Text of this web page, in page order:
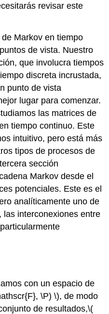
revisar este
Markov en tiempo
de vista. Nuestro
que involucra tiempos
discreta incrustada,
punto de vista
lugar para comenzar.
las matrices de
tiempo continuo. Este
intuitivo, pero está más
tipos de procesos de
sección
Markov desde el
potenciales. Este es el
analíticamente uno de
las interconexiones entre
con un espacio de
\P) \), de modo
de resultados,\(